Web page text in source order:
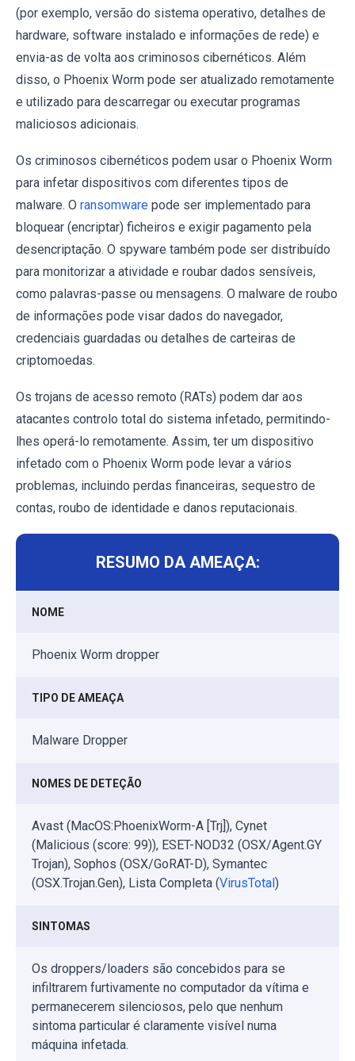
(por exemplo, versão do sistema operativo, detalhes de
hardware, software instalado e informações de rede) e
envia-as de volta aos criminosos cibernéticos. Além
disso, o Phoenix Worm pode ser atualizado remotamente
e utilizado para descarregar ou executar programas
maliciosos adicionais.
Os criminosos cibernéticos podem usar o Phoenix Worm
para infetar dispositivos com diferentes tipos de
malware. O ransomware pode ser implementado para
bloquear (encriptar) ficheiros e exigir pagamento pela
desencriptação. O spyware também pode ser distribuído
para monitorizar a atividade e roubar dados sensíveis,
como palavras-passe ou mensagens. O malware de roubo
de informações pode visar dados do navegador,
credenciais guardadas ou detalhes de carteiras de
criptomoedas.
Os trojans de acesso remoto (RATs) podem dar aos
atacantes controlo total do sistema infetado, permitindo-
lhes operá-lo remotamente. Assim, ter um dispositivo
infetado com o Phoenix Worm pode levar a vários
problemas, incluindo perdas financeiras, sequestro de
contas, roubo de identidade e danos reputacionais.
RESUMO DA AMEAÇA:
NOME
Phoenix Worm dropper
TIPO DE AMEAÇA
Malware Dropper
NOMES DE DETEÇÃO
Avast (MacOS:PhoenixWorm-A [Trj]), Cynet
(Malicious (score: 99)), ESET-NOD32 (OSX/Agent.GY
Trojan), Sophos (OSX/GoRAT-D), Symantec
(OSX.Trojan.Gen), Lista Completa (VirusTotal )
SINTOMAS
Os droppers/loaders são concebidos para se
infiltrarem furtivamente no computador da vítima e
permanecerem silenciosos, pelo que nenhum
sintoma particular é claramente visível numa
máquina infetada.